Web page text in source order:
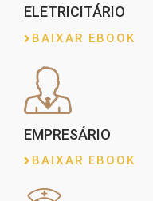
ELETRICITÁRIO
BAIXAR EBOOK
EMPRESÁRIO
BAIXAR EBOOK